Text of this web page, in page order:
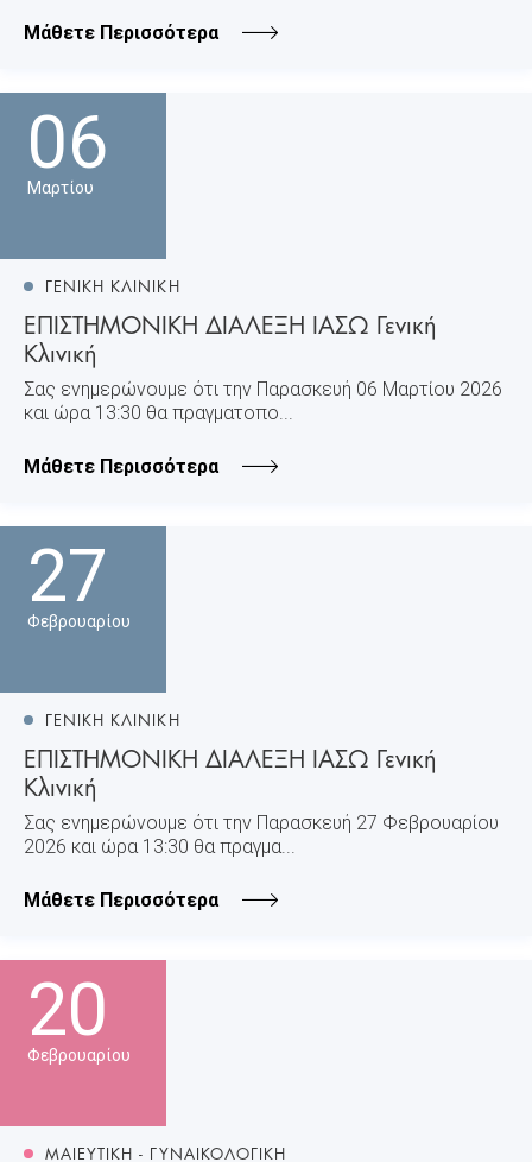
Μάθετε Περισσότερα
06
Μαρτίου
ΓΕΝΙΚΗ ΚΛΙΝΙΚΗ
ΕΠΙΣΤΗΜΟΝΙΚΗ ΔΙΑΛΕΞΗ ΙΑΣΩ Γενική
Κλινική
Σας ενημερώνουμε ότι την Παρασκευή 06 Μαρτίου 2026
και ώρα 13:30 θα πραγματοπο...
Μάθετε Περισσότερα
27
Φεβρουαρίου
ΓΕΝΙΚΗ ΚΛΙΝΙΚΗ
ΕΠΙΣΤΗΜΟΝΙΚΗ ΔΙΑΛΕΞΗ ΙΑΣΩ Γενική
Κλινική
Σας ενημερώνουμε ότι την Παρασκευή 27 Φεβρουαρίου
2026 και ώρα 13:30 θα πραγμα...
Μάθετε Περισσότερα
20
Φεβρουαρίου
ΜΑΙΕΥΤΙΚΗ - ΓΥΝΑΙΚΟΛΟΓΙΚΗ